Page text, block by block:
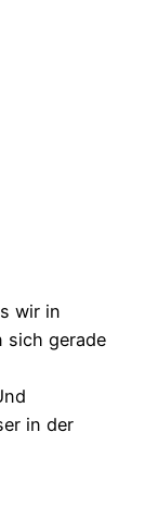
wir in
sich gerade
in der